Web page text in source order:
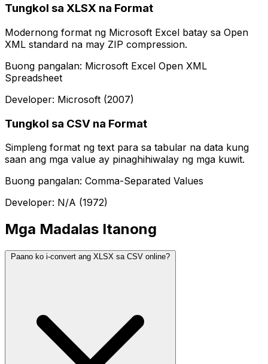
Tungkol sa XLSX na Format
Modernong format ng Microsoft Excel batay sa Open
XML standard na may ZIP compression.
Buong pangalan: Microsoft Excel Open XML
Spreadsheet
Developer: Microsoft (2007)
Tungkol sa CSV na Format
Simpleng format ng text para sa tabular na data kung
saan ang mga value ay pinaghihiwalay ng mga kuwit.
Buong pangalan: Comma-Separated Values
Developer: N/A (1972)
Mga Madalas Itanong
Paano ko i-convert ang XLSX sa CSV online?